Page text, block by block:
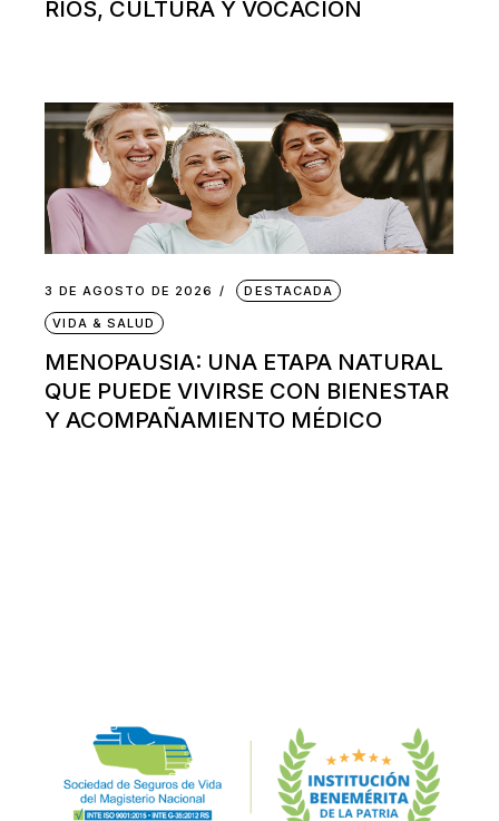
RÍOS, CULTURA Y VOCACIÓN
3 DE AGOSTO DE 2026 DESTACADA
VIDA & SALUD
MENOPAUSIA: UNA ETAPA NATURAL
QUE PUEDE VIVIRSE CON BIENESTAR
Y ACOMPAÑAMIENTO MÉDICO